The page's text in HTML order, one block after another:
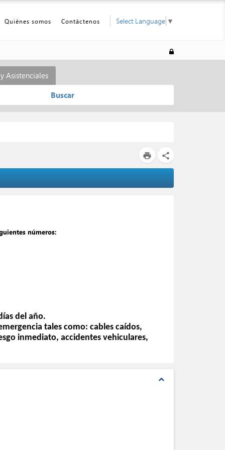
Quiénes somos Contáctenos Select Language ▼
Asistenciales
Buscar
print share
números:
del año.
tales como: cables caídos,
inmediato, accidentes vehiculares,
expand_less